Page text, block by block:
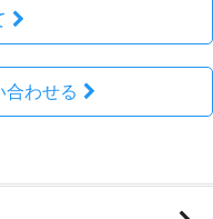
合わせる